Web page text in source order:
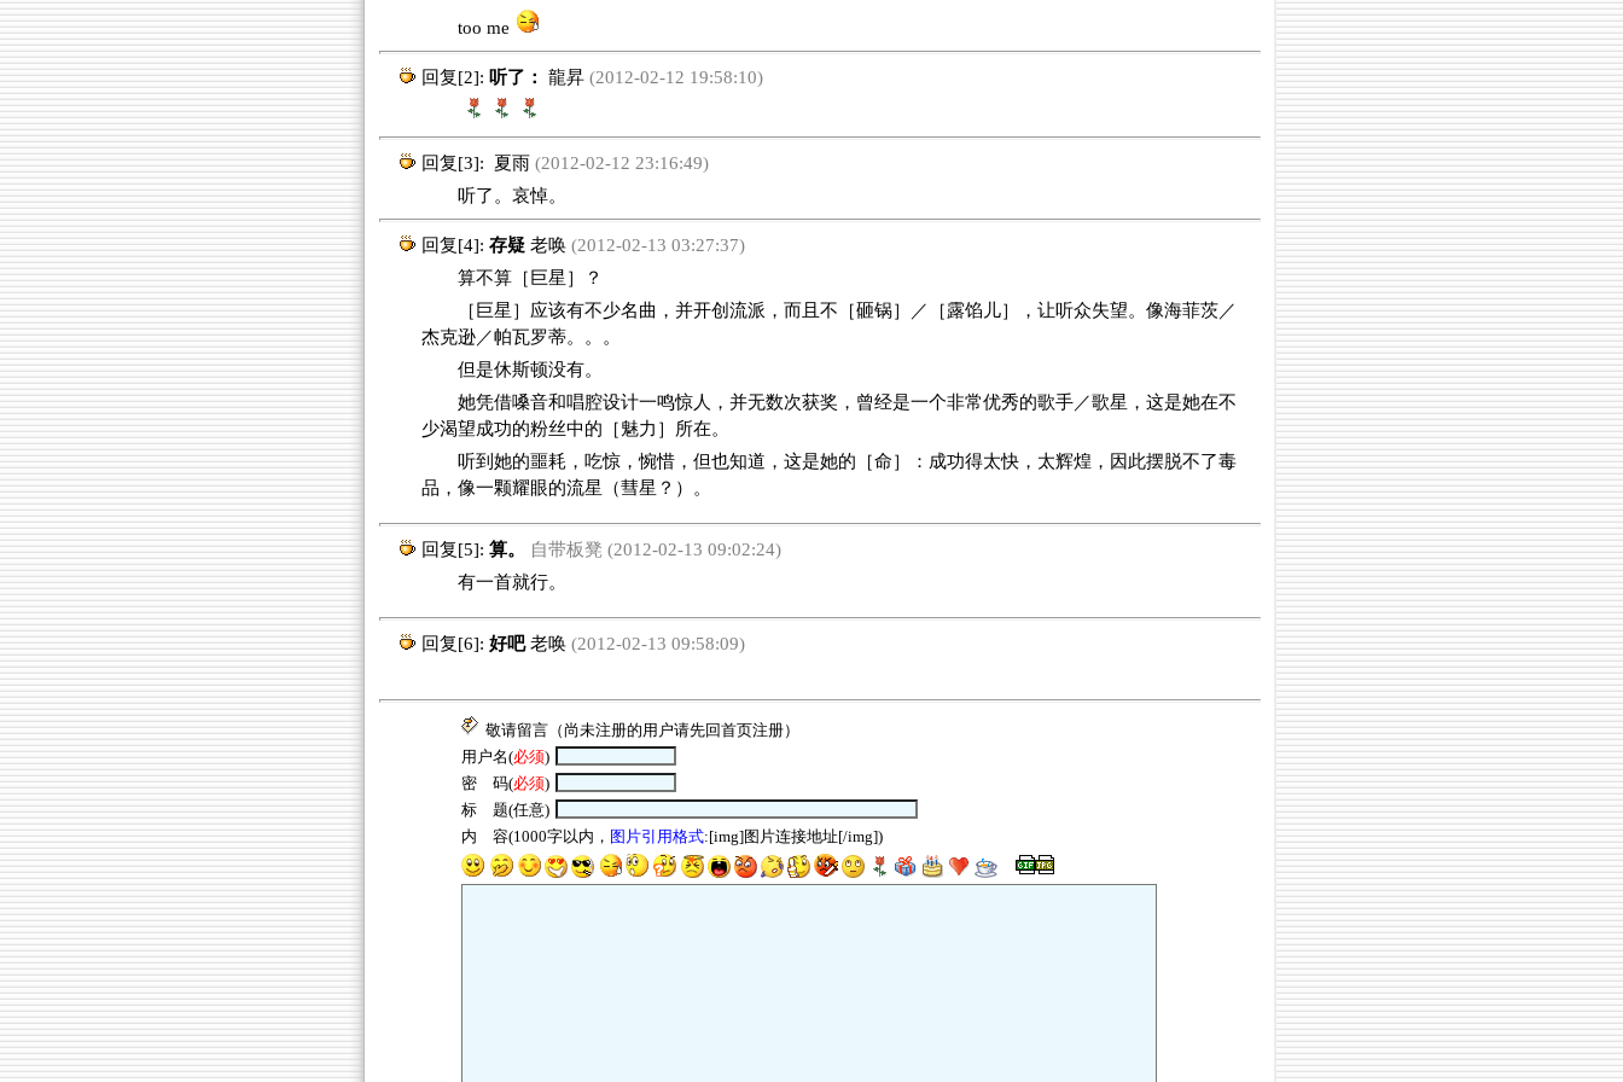
too me
回复[2]: 听了： 龍昇(2012-02-12 19:58:10)
回复[3]: 夏雨(2012-02-12 23:16:49)
听了。哀悼。
回复[4]: 存疑 老唤(2012-02-13 03:27:37)
算不算［巨星］？
［巨星］应该有不少名曲，并开创流派，而且不［砸锅］／［露馅儿］，让听众失望。像海菲茨／
杰克逊／帕瓦罗蒂。。。
但是休斯顿没有。
她凭借嗓音和唱腔设计一鸣惊人，并无数次获奖，曾经是一个非常优秀的歌手／歌星，这是她在不
少渴望成功的粉丝中的［魅力］所在。
听到她的噩耗，吃惊，惋惜，但也知道，这是她的［命］：成功得太快，太辉煌，因此摆脱不了毒
品，像一颗耀眼的流星（彗星？）。
回复[5]: 算。
自带板凳 (2012-02-13 09:02:24)
有一首就行。
回复[6]: 好吧 老唤(2012-02-13 09:58:09)
敬请留言（尚未注册的用户请先回首页注册）
用户名(必须)
密 码(必须)
标 题(任意)
内 容(1000字以内， 图片引用格式:[img]图片连接地址[/img])